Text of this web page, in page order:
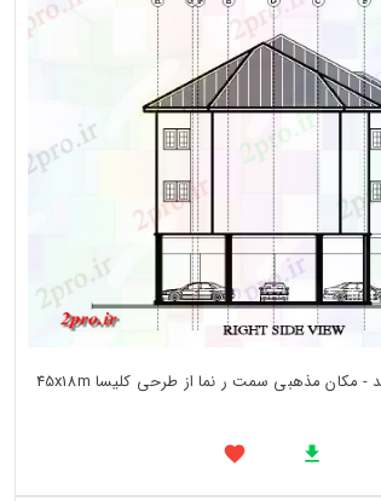
دانلود نقشه کلیسا - معبد - مکان مذهبی سمت ر نما از طرحی کلیسا 45x18m